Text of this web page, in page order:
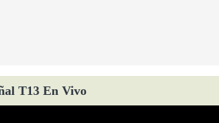
T13 En Vivo